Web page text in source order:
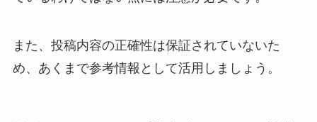
また、投稿内容の正確性は保証されていないた
め、あくまで参考情報として活用しましょう。